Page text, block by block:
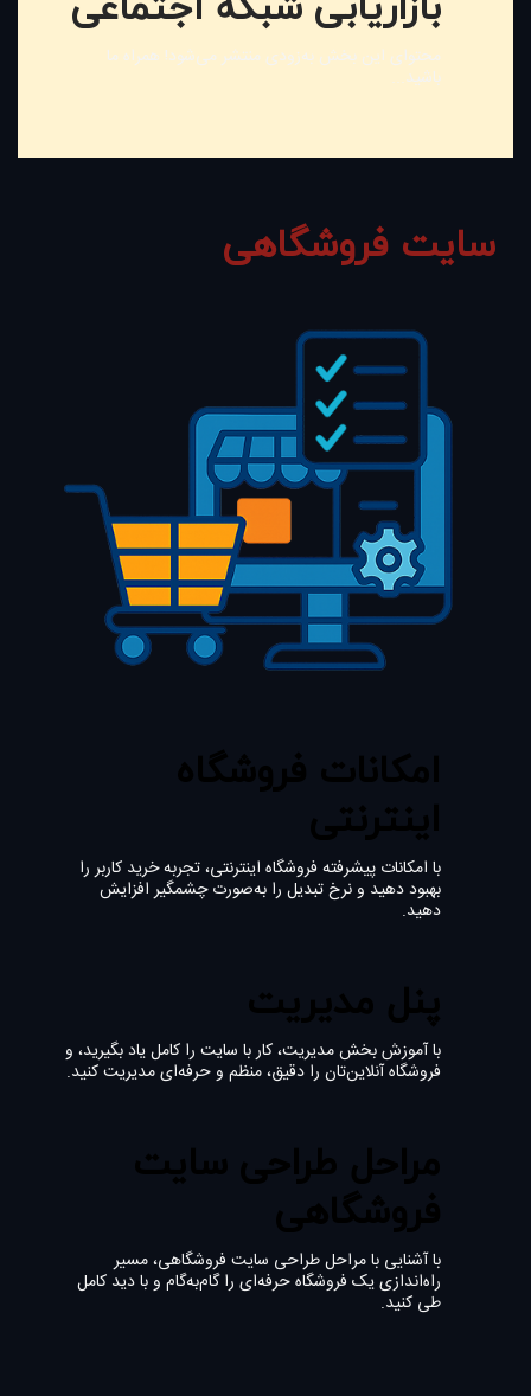
محتوای این بخش به‌زودی منتشر می‌شود! همراه ما
باشید...
سایت فروشگاهی
با امکانات پیشرفته فروشگاه اینترنتی، تجربه خرید کاربر را
بهبود دهید و نرخ تبدیل را به‌صورت چشمگیر افزایش
دهید.
با آموزش بخش مدیریت، کار با سایت را کامل یاد بگیرید، و
فروشگاه آنلاین‌تان را دقیق، منظم و حرفه‌ای مدیریت کنید.
با آشنایی با مراحل طراحی سایت فروشگاهی، مسیر
راه‌اندازی یک فروشگاه حرفه‌ای را گام‌به‌گام و با دید کامل
طی کنید.